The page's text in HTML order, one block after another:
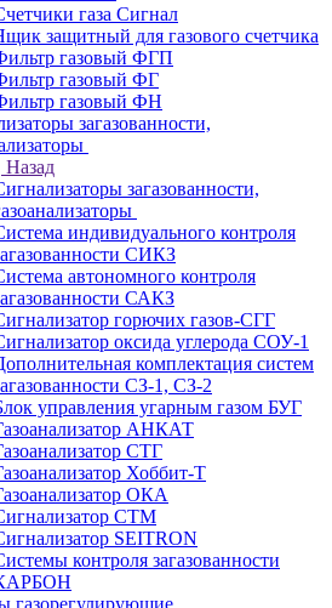
газа Сигнал
защитный для газового счетчика
газовый ФГП
газовый ФГ
газовый ФН
загазованности,
Назад
загазованности,
индивидуального контроля
СИКЗ
автономного контроля
САКЗ
горючих газов-СГГ
оксида углерода СОУ-1
комплектация систем
СЗ-1, СЗ-2
управления угарным газом БУГ
АНКАТ
СТГ
Хоббит-Т
ОКА
СТМ
SEITRON
контроля загазованности
газорегулирующие